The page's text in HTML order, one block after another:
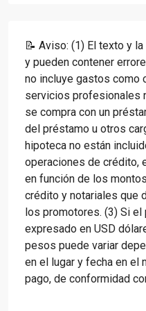
📝 Aviso: (1) El texto y
y pueden contener
no incluye gastos como
servicios profesionales
se compra con un
del préstamo u otros
hipoteca no están
operaciones de crédito,
en función de los
crédito y notariales que
los promotores. (3) Si
expresado en USD
pesos puede variar
en el lugar y fecha en el
pago, de conformidad